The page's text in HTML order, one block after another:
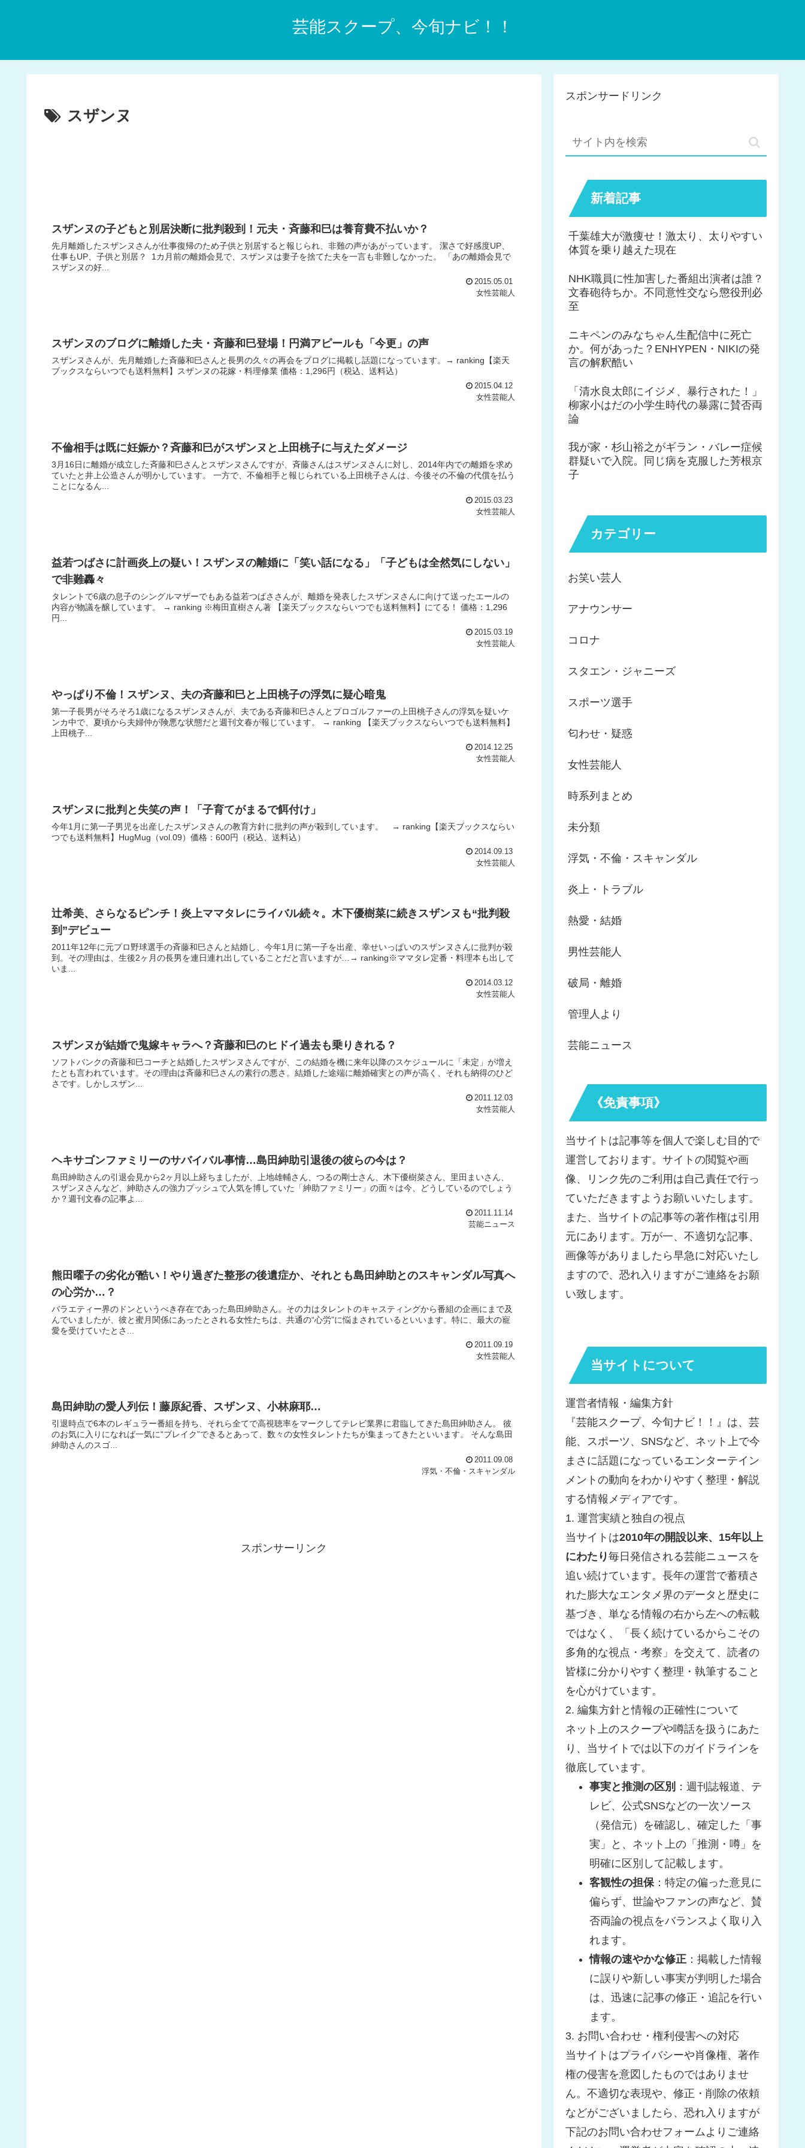
芸能スクープ、今旬ナビ！！
スザンヌ
スザンヌの子どもと別居決断に批判殺到！元夫・斉藤和巳は養育費不払いか？
先月離婚したスザンヌさんが仕事復帰のため子供と別居すると報じられ、非難の声があがっています。 潔さで好感度UP、
仕事もUP、子供と別居？ 1カ月前の離婚会見で、スザンヌは妻子を捨てた夫を一言も非難しなかった。 「あの離婚会見で
スザンヌの好...
2015.05.01
女性芸能人
スザンヌのブログに離婚した夫・斉藤和巳登場！円満アピールも「今更」の声
スザンヌさんが、先月離婚した斉藤和巳さんと長男の久々の再会をブログに掲載し話題になっています。→ ranking【楽天
ブックスならいつでも送料無料】スザンヌの花嫁・料理修業 価格：1,296円（税込、送料込）
2015.04.12
女性芸能人
不倫相手は既に妊娠か？斉藤和巳がスザンヌと上田桃子に与えたダメージ
3月16日に離婚が成立した斉藤和巳さんとスザンヌさんですが、斉藤さんはスザンヌさんに対し、2014年内での離婚を求め
ていたと井上公造さんが明かしています。 一方で、不倫相手と報じられている上田桃子さんは、今後その不倫の代償を払う
ことになるん...
2015.03.23
女性芸能人
益若つばさに計画炎上の疑い！スザンヌの離婚に「笑い話になる」「子どもは全然気にしない」
で非難轟々
タレントで6歳の息子のシングルマザーでもある益若つばささんが、離婚を発表したスザンヌさんに向けて送ったエールの
内容が物議を醸しています。 → ranking ※梅田直樹さん著 【楽天ブックスならいつでも送料無料】にてる！ 価格：1,296
円...
2015.03.19
女性芸能人
やっぱり不倫！スザンヌ、夫の斉藤和巳と上田桃子の浮気に疑心暗鬼
第一子長男がそろそろ1歳になるスザンヌさんが、夫である斉藤和巳さんとプロゴルファーの上田桃子さんの浮気を疑いケ
ンカ中で、夏頃から夫婦仲が険悪な状態だと週刊文春が報じています。 → ranking 【楽天ブックスならいつでも送料無料】
上田桃子...
2014.12.25
女性芸能人
スザンヌに批判と失笑の声！「子育てがまるで餌付け」
今年1月に第一子男児を出産したスザンヌさんの教育方針に批判の声が殺到しています。 → ranking【楽天ブックスならい
つでも送料無料】HugMug（vol.09）価格：600円（税込、送料込）
2014.09.13
女性芸能人
辻希美、さらなるピンチ！炎上ママタレにライバル続々。木下優樹菜に続きスザンヌも“批判殺
到”デビュー
2011年12年に元プロ野球選手の斉藤和巳さんと結婚し、今年1月に第一子を出産、幸せいっぱいのスザンヌさんに批判が殺
到。その理由は、生後2ヶ月の長男を連日連れ出していることだと言いますが…→ ranking※ママタレ定番・料理本も出して
いま...
2014.03.12
女性芸能人
スザンヌが結婚で鬼嫁キャラへ？斉藤和巳のヒドイ過去も乗りきれる？
ソフトバンクの斉藤和巳コーチと結婚したスザンヌさんですが、この結婚を機に来年以降のスケジュールに「未定」が増え
たとも言われています。その理由は斉藤和巳さんの素行の悪さ。結婚した途端に離婚確実との声が高く、それも納得のひど
さです。しかしスザン...
2011.12.03
女性芸能人
ヘキサゴンファミリーのサバイバル事情…島田紳助引退後の彼らの今は？
島田紳助さんの引退会見から2ヶ月以上経ちましたが、上地雄輔さん、つるの剛士さん、木下優樹菜さん、里田まいさん、
スザンヌさんなど、紳助さんの強力プッシュで人気を博していた「紳助ファミリー」の面々は今、どうしているのでしょう
か？週刊文春の記事よ...
2011.11.14
芸能ニュース
熊田曜子の劣化が酷い！やり過ぎた整形の後遺症か、それとも島田紳助とのスキャンダル写真へ
の心労か…？
バラエティー界のドンというべき存在であった島田紳助さん。その力はタレントのキャスティングから番組の企画にまで及
んでいましたが、彼と蜜月関係にあったとされる女性たちは、共通の“心労”に悩まされているといいます。特に、最大の寵
愛を受けていたとさ...
2011.09.19
女性芸能人
島田紳助の愛人列伝！藤原紀香、スザンヌ、小林麻耶…
引退時点で6本のレギュラー番組を持ち、それら全てで高視聴率をマークしてテレビ業界に君臨してきた島田紳助さん。 彼
のお気に入りになれば一気に“ブレイク”できるとあって、数々の女性タレントたちが集まってきたといいます。 そんな島田
紳助さんのスゴ...
2011.09.08
浮気・不倫・スキャンダル
スポンサーリンク
スポンサードリンク
新着記事
千葉雄大が激痩せ！激太り、太りやすい
体質を乗り越えた現在
NHK職員に性加害した番組出演者は誰？
文春砲待ちか。不同意性交なら懲役刑必
至
ニキペンのみなちゃん生配信中に死亡
か。何があった？ENHYPEN・NIKIの発
言の解釈酷い
「清水良太郎にイジメ、暴行された！」
柳家小はだの小学生時代の暴露に賛否両
論
我が家・杉山裕之がギラン・バレー症候
群疑いで入院。同じ病を克服した芳根京
子
カテゴリー
お笑い芸人
アナウンサー
コロナ
スタエン・ジャニーズ
スポーツ選手
匂わせ・疑惑
女性芸能人
時系列まとめ
未分類
浮気・不倫・スキャンダル
炎上・トラブル
熱愛・結婚
男性芸能人
破局・離婚
管理人より
芸能ニュース
《免責事項》
当サイトは記事等を個人で楽しむ目的で
運営しております。サイトの閲覧や画
像、リンク先のご利用は自己責任で行っ
ていただきますようお願いいたします。
また、当サイトの記事等の著作権は引用
元にあります。万が一、不適切な記事、
画像等がありましたら早急に対応いたし
ますので、恐れ入りますがご連絡をお願
い致します。
当サイトについて
運営者情報・編集方針
『芸能スクープ、今旬ナビ！！』は、芸
能、スポーツ、SNSなど、ネット上で今
まさに話題になっているエンターテイン
メントの動向をわかりやすく整理・解説
する情報メディアです。
1. 運営実績と独自の視点
当サイトは2010年の開設以来、15年以上
にわたり毎日発信される芸能ニュースを
追い続けています。長年の運営で蓄積さ
れた膨大なエンタメ界のデータと歴史に
基づき、単なる情報の右から左への転載
ではなく、「長く続けているからこその
多角的な視点・考察」を交えて、読者の
皆様に分かりやすく整理・執筆すること
を心がけています。
2. 編集方針と情報の正確性について
ネット上のスクープや噂話を扱うにあた
り、当サイトでは以下のガイドラインを
徹底しています。
事実と推測の区別 ：週刊誌報道、テ
レビ、公式SNSなどの一次ソース
（発信元）を確認し、確定した「事
実」と、ネット上の「推測・噂」を
明確に区別して記載します。
客観性の担保 ：特定の偏った意見に
偏らず、世論やファンの声など、賛
否両論の視点をバランスよく取り入
れます。
情報の速やかな修正 ：掲載した情報
に誤りや新しい事実が判明した場合
は、迅速に記事の修正・追記を行い
ます。
3. お問い合わせ・権利侵害への対応
当サイトはプライバシーや肖像権、著作
権の侵害を意図したものではありませ
ん。不適切な表現や、修正・削除の依頼
などがございましたら、恐れ入りますが
下記のお問い合わせフォームよりご連絡